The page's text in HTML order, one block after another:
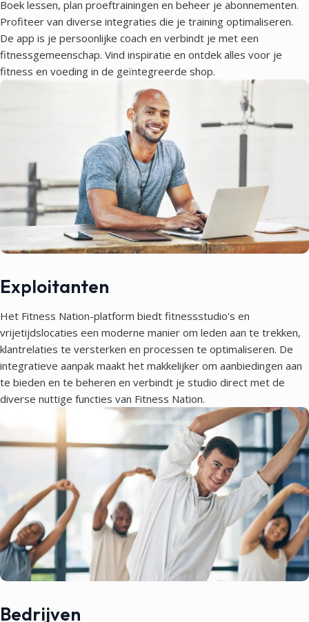
Boek lessen, plan proeftrainingen en beheer je abonnementen.
Profiteer van diverse integraties die je training optimaliseren.
De app is je persoonlijke coach en verbindt je met een
fitnessgemeenschap. Vind inspiratie en ontdek alles voor je
fitness en voeding in de geïntegreerde shop.
Exploitanten
Het Fitness Nation-platform biedt fitnessstudio's en
vrijetijdslocaties een moderne manier om leden aan te trekken,
klantrelaties te versterken en processen te optimaliseren. De
integratieve aanpak maakt het makkelijker om aanbiedingen aan
te bieden en te beheren en verbindt je studio direct met de
diverse nuttige functies van Fitness Nation.
Bedrijven